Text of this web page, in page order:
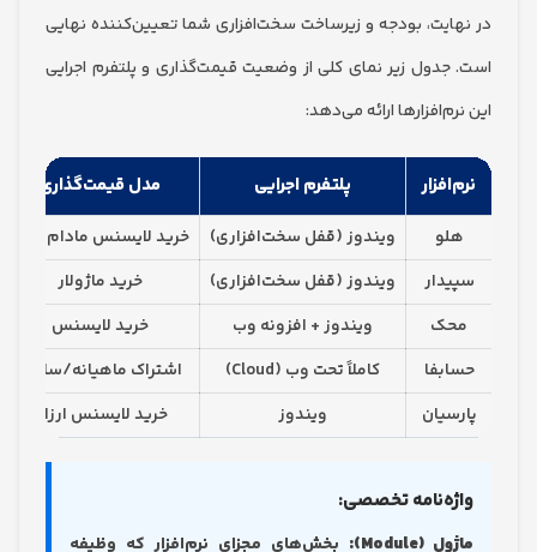
بودجه و زیرساخت سخت‌افزاری شما تعیین‌کننده نهایی
زیر نمای کلی از وضعیت قیمت‌گذاری و پلتفرم اجرایی
ارائه می‌دهد:
پلتفرم اجرایی مدل قیمت‌گذاری
ویندوز (قفل سخت‌افزاری) خرید لایسنس مادام‌العمر
دارد
ویندوز (قفل سخت‌افزاری) خرید ماژولار
ویندوز + افزونه وب خرید لایسنس
کاملاً تحت وب (Cloud) اشتراک ماهیانه/سالانه
خرید لایسنس ارزان
تخصصی:
بخش‌های مجزای نرم‌افزار که وظیفه